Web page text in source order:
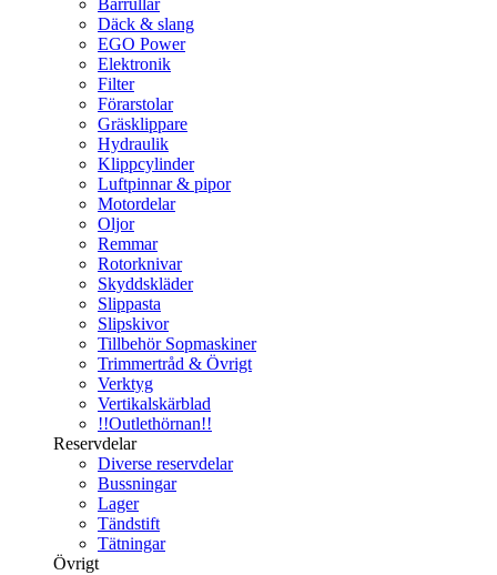
Bärrullar
Däck & slang
EGO Power
Elektronik
Filter
Förarstolar
Gräsklippare
Hydraulik
Klippcylinder
Luftpinnar & pipor
Motordelar
Oljor
Remmar
Rotorknivar
Skyddskläder
Slippasta
Slipskivor
Tillbehör Sopmaskiner
Trimmertråd & Övrigt
Verktyg
Vertikalskärblad
!!Outlethörnan!!
Reservdelar
Diverse reservdelar
Bussningar
Lager
Tändstift
Tätningar
Övrigt